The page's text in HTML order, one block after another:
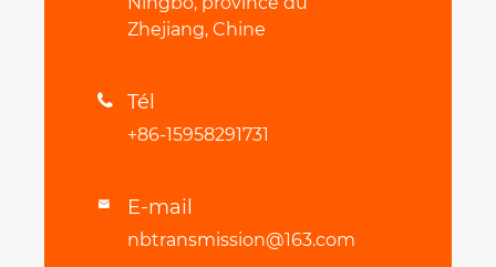
Zhejiang, Chine
 Tél
+86-15958291731
 E-mail
nbtransmission@163.com